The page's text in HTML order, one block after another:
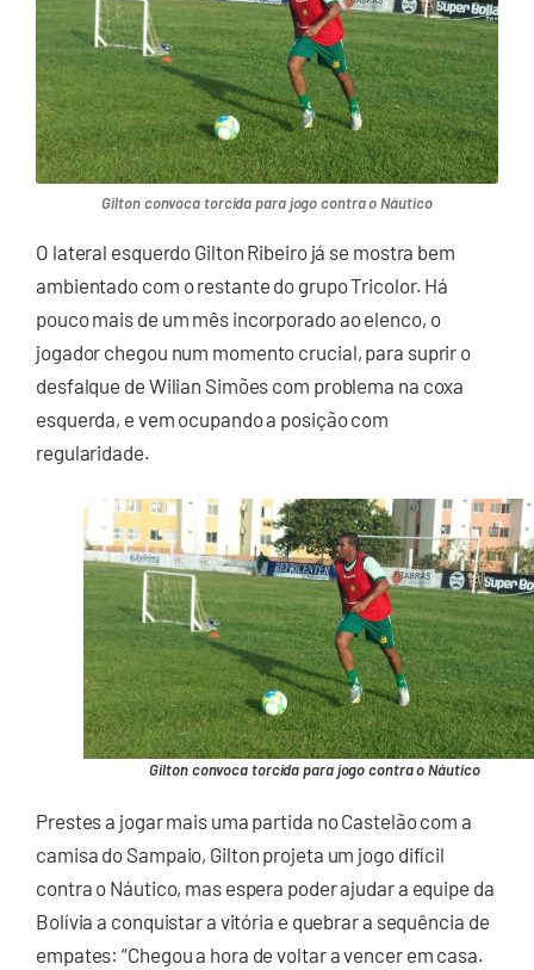
Gilton convoca torcida para jogo contra o Náutico
O lateral esquerdo Gilton Ribeiro já se mostra bem
ambientado com o restante do grupo Tricolor. Há
pouco mais de um mês incorporado ao elenco, o
jogador chegou num momento crucial, para suprir o
desfalque de Wilian Simões com problema na coxa
esquerda, e vem ocupando a posição com
regularidade.
Gilton convoca torcida para jogo contra o Náutico
Prestes a jogar mais uma partida no Castelão com a
camisa do Sampaio, Gilton projeta um jogo difícil
contra o Náutico, mas espera poder ajudar a equipe da
Bolívia a conquistar a vitória e quebrar a sequência de
empates: “Chegou a hora de voltar a vencer em casa.